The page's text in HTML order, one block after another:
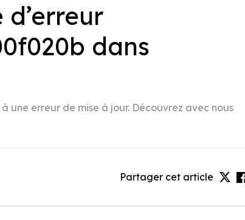
dans
une erreur de mise à jour. Découvrez avec nous
Partager cet article